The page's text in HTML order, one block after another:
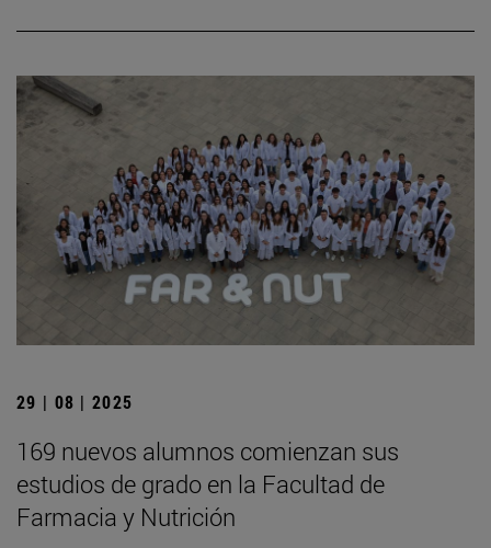
29 | 08 | 2025
169 nuevos alumnos comienzan sus
estudios de grado en la Facultad de
Farmacia y Nutrición